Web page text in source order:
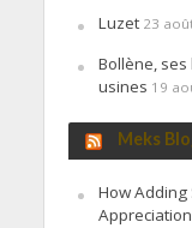
Luzet 23
Bollène,
usines 19
Meks
How Adding
Appreciation